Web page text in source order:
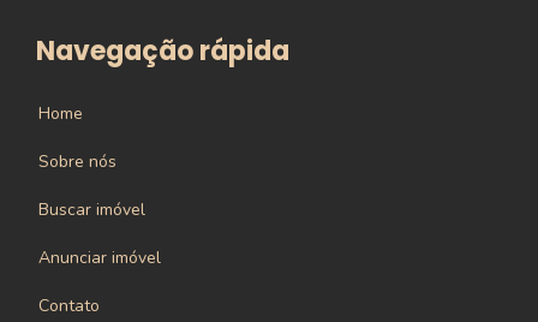
Navegação rápida
Home
Sobre nós
Buscar imóvel
Anunciar imóvel
Contato